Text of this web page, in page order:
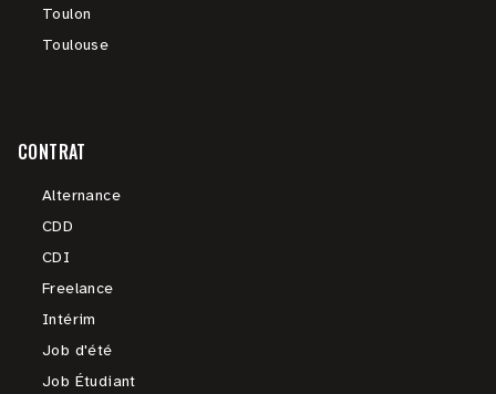
Toulon
Toulouse
CONTRAT
Alternance
CDD
CDI
Freelance
Intérim
Job d'été
Job Étudiant